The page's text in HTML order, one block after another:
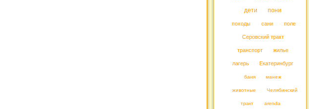
дети
пони
походы сани поле
Серовский тракт
транспорт жилье
лагерь Екатеринбург
баня манеж
животные Челябинский
тракт arenda